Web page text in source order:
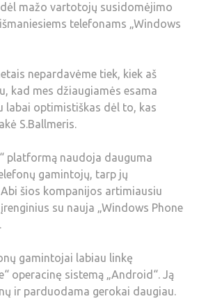
dėl mažo vartotojų susidomėjimo
telefonams „Windows
nepardavėme tiek, kiek aš
kad mes džiaugiamės esama
labai optimistiškas dėl to, kas
S.Ballmeris.
platformą naudoja dauguma
gamintojų, tarp jų
Abi šios kompanijos artimiausiu
su nauja „Windows Phone
gamintojai labiau linkę
operacinę sistemą „Android“. Ją
ir parduodama gerokai daugiau.